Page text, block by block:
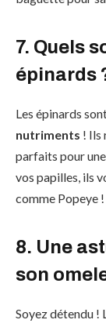
7. Quels
épinards
Les épinards
nutriments ! Ils
parfaits pour
vos papilles, ils
comme Popeye !
8. Une
son
Soyez détendu !